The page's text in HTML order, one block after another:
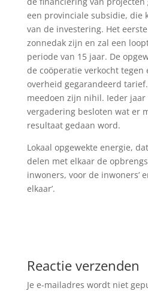
een provinciale subsidie, die
van de investering. Het
zonnedak zijn en zal een
periode van 15 jaar. De
de coöperatie verkocht
overheid gegarandeerd tarief.
meedoen zijn nihil. Ieder
vergadering besloten wat er
resultaat gedaan word.
Lokaal opgewekte energie,
delen met elkaar de
inwoners, voor de inwoners’
elkaar’.
Reactie verzenden
Je e-mailadres wordt niet